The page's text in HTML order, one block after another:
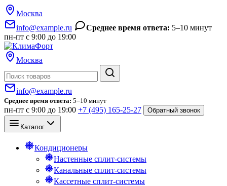
Москва
info@example.ru
Среднее время ответа: 5–10 минут
пн-пт с 9:00 до 19:00
Москва
info@example.ru
Среднее время ответа: 5–10 минут
пн-пт с 9:00 до 19:00 +7 (495) 165-25-27 Обратный звонок
Каталог
Кондиционеры
Настенные сплит-системы
Канальные сплит-системы
Кассетные сплит-системы